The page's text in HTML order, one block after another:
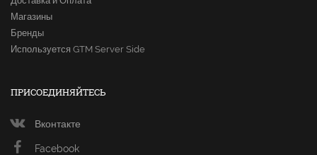
Магазины
Бренды
Используется GTM Server Side
ПРИСОЕДИНЯЙТЕСЬ
Вконтакте
Facebook